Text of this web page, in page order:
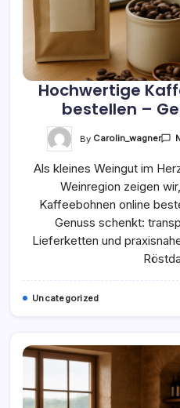
Hochwertige
bestellen –
By Carolin_wagner
Als kleines Weingut im
Weinregion zeigen
Kaffeebohnen online
Genuss schenkt:
Lieferketten und
Uncategorized